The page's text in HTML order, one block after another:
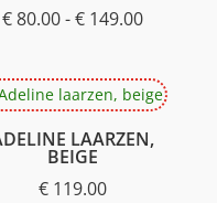
€80.00-€ 149.00
tot
€ 149.00
LAARZEN,
BEIGE
€ 119.00